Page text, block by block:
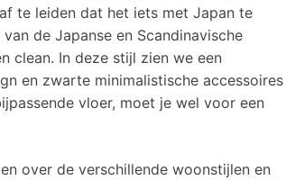
te leiden dat het iets met Japan te
de Japanse en Scandinavische
clean. In deze stijl zien we een
en zwarte minimalistische accessoires
vloer, moet je wel voor een
over de verschillende woonstijlen en